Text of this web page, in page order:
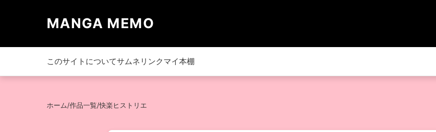
MANGA MEMO
このサイトについてサムネリンク マイ本棚
ホーム/作品一覧/快楽ヒストリエ